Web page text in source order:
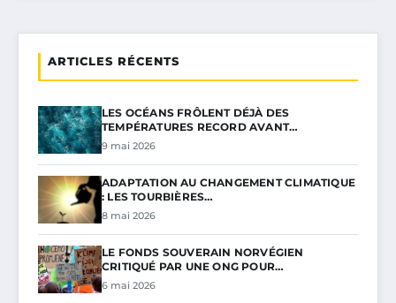
ARTICLES RÉCENTS
LES OCÉANS FRÔLENT DÉJÀ DES
TEMPÉRATURES RECORD AVANT…
9 mai 2026
ADAPTATION AU CHANGEMENT CLIMATIQUE
: LES TOURBIÈRES…
8 mai 2026
LE FONDS SOUVERAIN NORVÉGIEN
CRITIQUÉ PAR UNE ONG POUR…
6 mai 2026